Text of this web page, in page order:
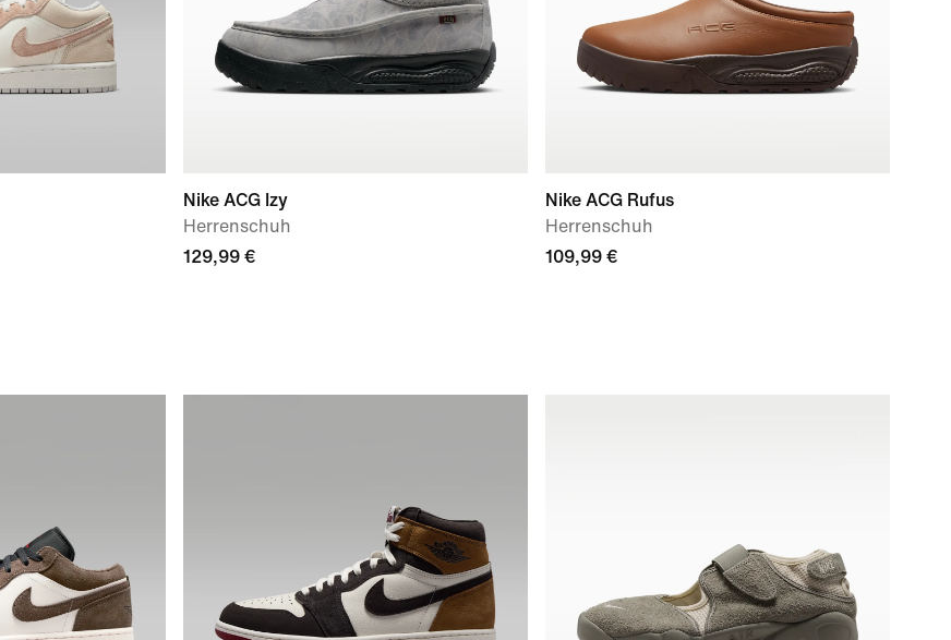
Nike ACG Izy
Herrenschuh
129,99 €
Nike ACG Rufus
Herrenschuh
109,99 €